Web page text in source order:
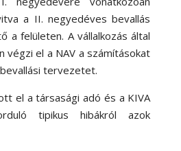
a II. negyedéves bevallás
a felületen. A vállalkozás által
végzi el a NAV a számításokat
tervezetet.
el a társasági adó és a KIVA
tipikus hibákról azok